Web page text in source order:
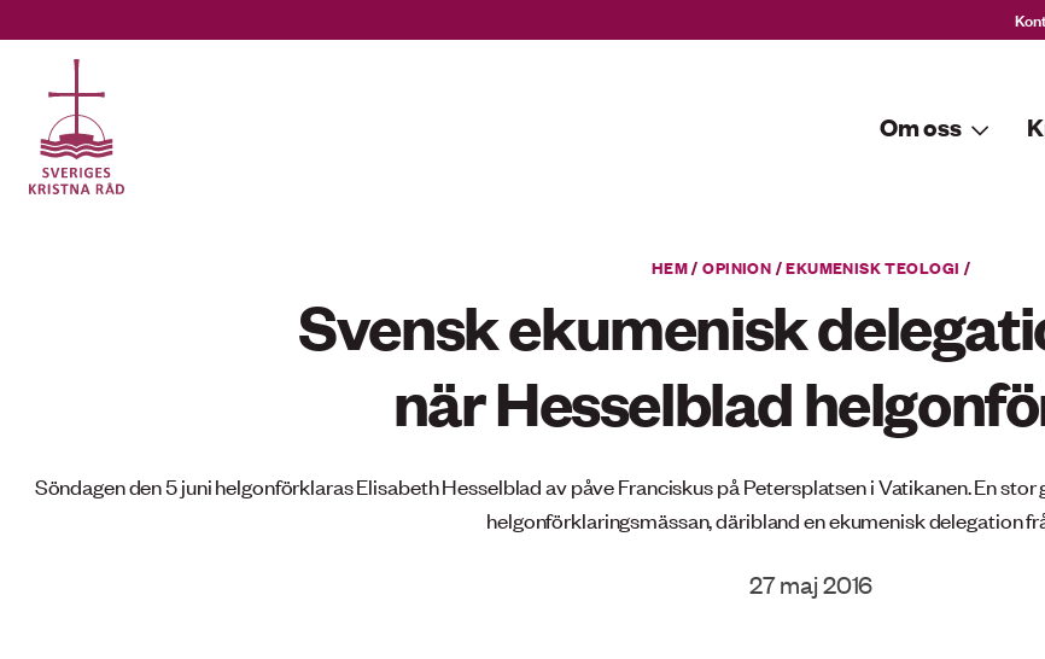
till
Om oss
HEM/OPINION /EKUMENISK TEOLOGI /
Svensk ekumenisk
när Hesselblad
Söndagen den 5 juni helgonförklaras Elisabeth Hesselblad av påve Franciskus på Petersplatsen i Vatikanen. En
helgonförklaringsmässan, däribland en ekumenisk delegation
27 maj 2016